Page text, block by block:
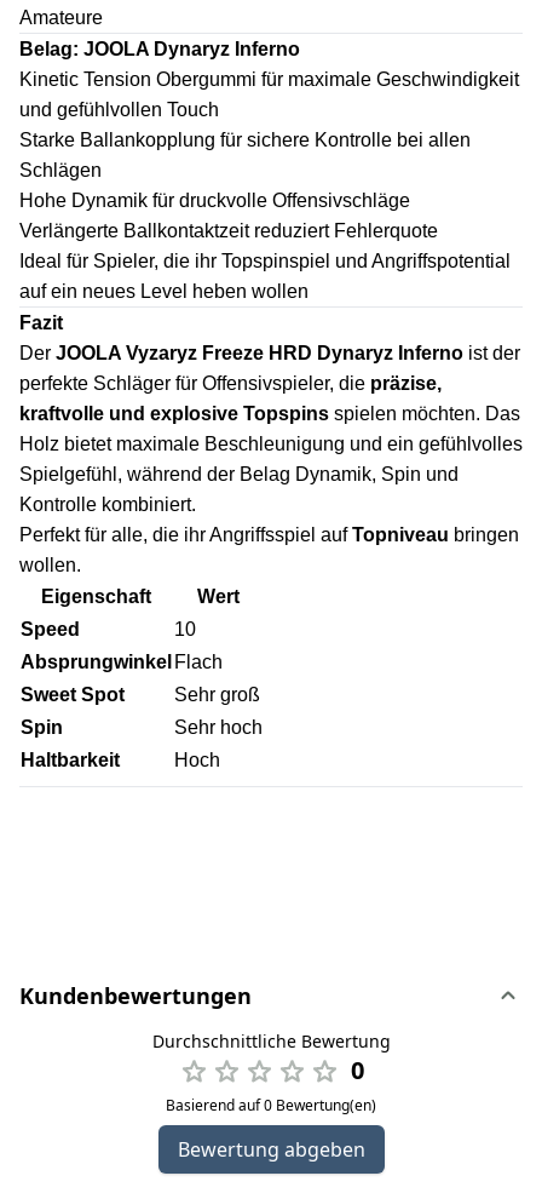
Amateure
Belag: JOOLA Dynaryz Inferno
Kinetic Tension Obergummi für maximale Geschwindigkeit
und gefühlvollen Touch
Starke Ballankopplung für sichere Kontrolle bei allen
Schlägen
Hohe Dynamik für druckvolle Offensivschläge
Verlängerte Ballkontaktzeit reduziert Fehlerquote
Ideal für Spieler, die ihr Topspinspiel und Angriffspotential
auf ein neues Level heben wollen
Fazit
Der JOOLA Vyzaryz Freeze HRD Dynaryz Inferno ist der
perfekte Schläger für Offensivspieler, die präzise,
kraftvolle und explosive Topspins spielen möchten. Das
Holz bietet maximale Beschleunigung und ein gefühlvolles
Spielgefühl, während der Belag Dynamik, Spin und
Kontrolle kombiniert.
Perfekt für alle, die ihr Angriffsspiel aufTopniveau bringen
wollen.
Eigenschaft
Wert
Speed
10
Absprungwinkel Flach
Sweet Spot
Sehr groß
Spin
Sehr hoch
Haltbarkeit
Hoch
Kundenbewertungen
Durchschnittliche Bewertung
0
Basierend auf 0 Bewertung(en)
Bewertung abgeben